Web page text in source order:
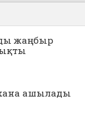
жаңбыр
ашылады